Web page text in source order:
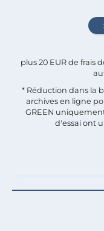
plus 20 EUR de frais
* Réduction dans la
archives en ligne
GREEN
d'essai ont